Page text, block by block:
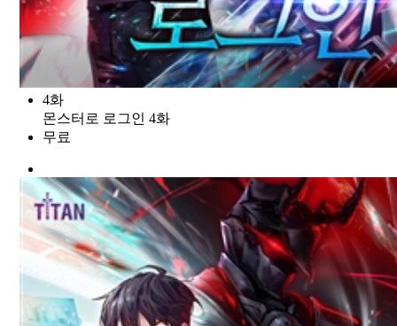
4화
몬스터로 로그인 4화
무료